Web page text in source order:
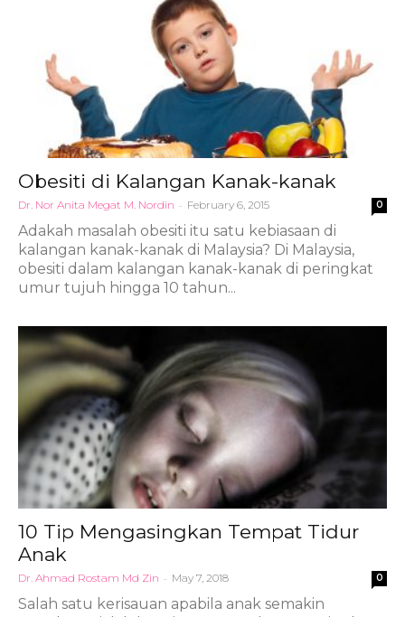
Obesiti di Kalangan Kanak-kanak
Dr. Nor Anita Megat M. Nordin - February 6, 2015 0
Adakah masalah obesiti itu satu kebiasaan di
kalangan kanak-kanak di Malaysia? Di Malaysia,
obesiti dalam kalangan kanak-kanak di peringkat
umur tujuh hingga 10 tahun...
10 Tip Mengasingkan Tempat Tidur
Anak
Dr. Ahmad Rostam Md Zin - May 7, 2018 0
Salah satu kerisauan apabila anak semakin